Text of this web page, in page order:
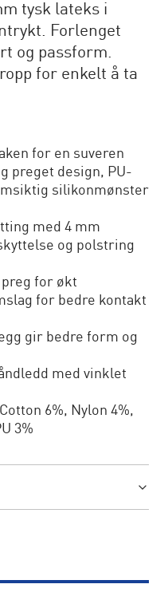
tysk lateks i
Forlenget
og passform.
for enkelt å ta
for en suveren
preget design, PU-
silikonmønster
med 4 mm
og polstring
for økt
for bedre kontakt
gir bedre form og
med vinklet
6%, Nylon 4%,
3%